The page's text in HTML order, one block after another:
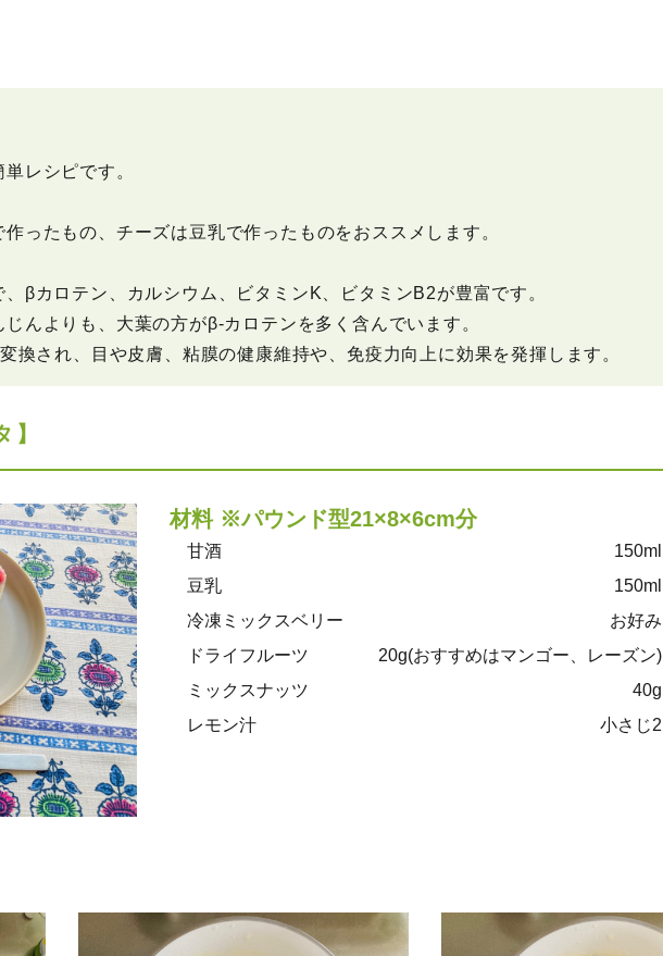
レシピです。
ったもの、チーズは豆乳で作ったものをおススメします。
βカロテン、カルシウム、ビタミンK、ビタミンB2が豊富です。
んよりも、大葉の方がβ-カロテンを多く含んでいます。
換され、目や皮膚、粘膜の健康維持や、免疫力向上に効果を発揮します。
】
材料 ※パウンド型21×8×6cm分
甘酒
150ml
豆乳
150ml
冷凍ミックスベリー
お好み
ドライフルーツ
20g(おすすめはマンゴー、レーズン)
ミックスナッツ
40g
レモン汁
小さじ2